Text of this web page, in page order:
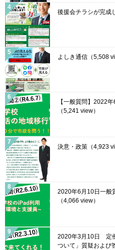
後援会チラシが完成
よしき通信 （5,508
【一般質問】2022
（5,241 view）
決意・政策 （4,923
2020年6月10日一般
（4,066 view）
2020年3月10日 定
ついて」質疑および